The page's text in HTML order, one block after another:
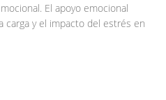
El apoyo emocional
carga y el impacto del estrés en